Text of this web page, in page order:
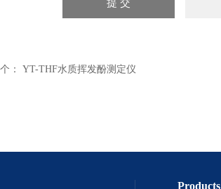
： YT-THF水质挥发酚测定仪
Products